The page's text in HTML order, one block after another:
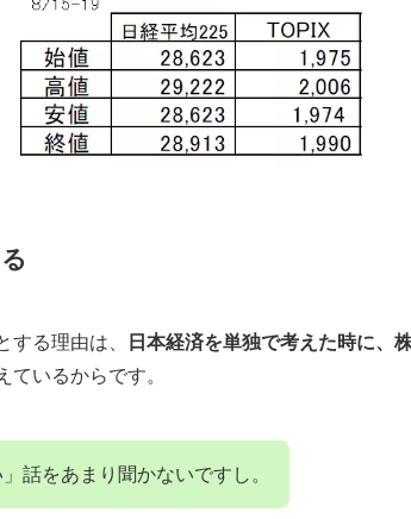
する理由は、
日本経済を単独で考えた時に、
ているからです。
」話をあまり聞かないですし。